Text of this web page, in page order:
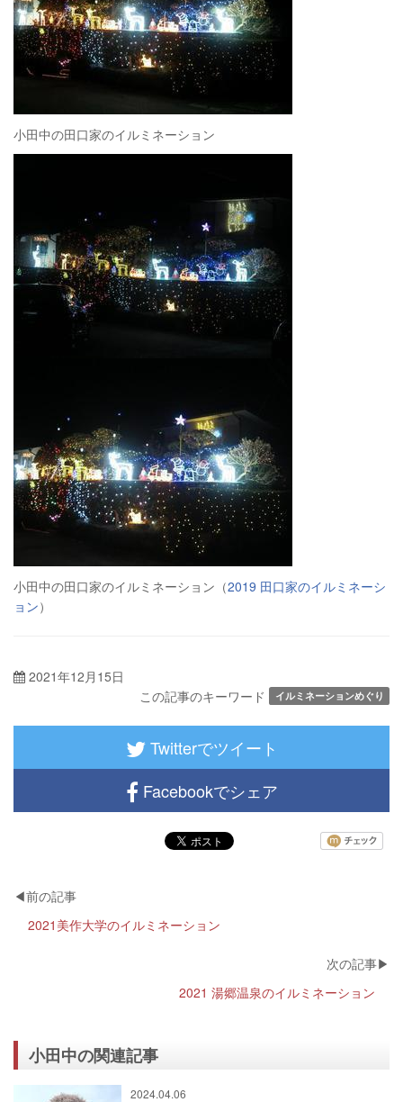
小田中の田口家のイルミネーション
小田中の田口家のイルミネーション（2019 田口家のイルミネーシ
ョン）
2021年12月15日
この記事のキーワード
イルミネーションめぐり
Twitterでツイート
Facebookでシェア
2021美作大学のイルミネーション
2021 湯郷温泉のイルミネーション
小田中の関連記事
2024.04.06